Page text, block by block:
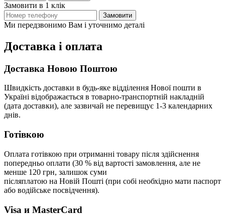
Замовити в 1 клік
Замовити
Ми передзвонимо Вам і уточнимо деталі
Доставка і оплата
Доставка Новою Поштою
Швидкість доставки в будь-яке відділення Нової пошти в
Україні відображається в товарно-транспортній накладній
(дата доставки), але зазвичай не перевищує 1-3 календарних
днів.
Готівкою
Оплата готівкою при отриманні товару після здійснення
попередньо оплати (30 % від вартості замовлення, але не
менше 120 грн, залишок суми
післяплатою на Новій Пошті (при собі необхідно мати паспорт
або водійське посвідчення).
Visa и MasterCard